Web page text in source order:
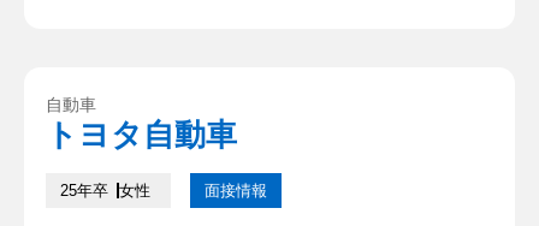
とはサークルでの活動だ。チーフとして力を入れ、
課題を解決してきた。 特定の人が多くの仕事をして
自動車
トヨタ自動車
25年卒 女性 面接情報